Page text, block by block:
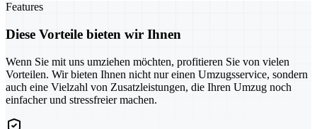
Features
Diese Vorteile bieten wir Ihnen
Wenn Sie mit uns umziehen möchten, profitieren Sie von vielen
Vorteilen. Wir bieten Ihnen nicht nur einen Umzugsservice, sondern
auch eine Vielzahl von Zusatzleistungen, die Ihren Umzug noch
einfacher und stressfreier machen.